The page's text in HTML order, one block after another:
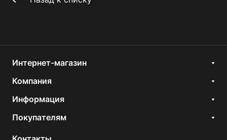
Интернет-магазин
Компания
Информация
Покупателям